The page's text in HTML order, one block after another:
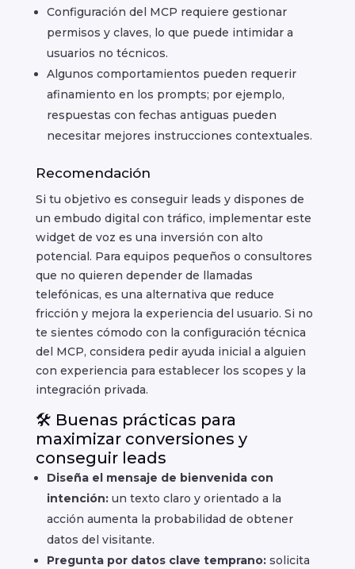
Configuración del MCP requiere gestionar
permisos y claves, lo que puede intimidar a
usuarios no técnicos.
Algunos comportamientos pueden requerir
afinamiento en los prompts; por ejemplo,
respuestas con fechas antiguas pueden
necesitar mejores instrucciones contextuales.
Recomendación
Si tu objetivo es conseguir leads y dispones de
un embudo digital con tráfico, implementar este
widget de voz es una inversión con alto
potencial. Para equipos pequeños o consultores
que no quieren depender de llamadas
telefónicas, es una alternativa que reduce
fricción y mejora la experiencia del usuario. Si no
te sientes cómodo con la configuración técnica
del MCP, considera pedir ayuda inicial a alguien
con experiencia para establecer los scopes y la
integración privada.
🛠️ Buenas prácticas para
maximizar conversiones y
conseguir leads
Diseña el mensaje de bienvenida con
intención:un texto claro y orientado a la
acción aumenta la probabilidad de obtener
datos del visitante.
Pregunta por datos clave temprano:solicita